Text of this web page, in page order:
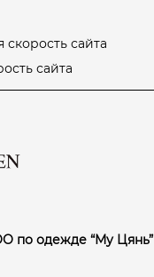
сайта
сайта
по одежде “Му Цянь”